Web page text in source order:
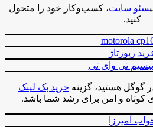
سئو سایت، کسب‌وکار خود را متحول
کنید.
motorola
رپورتاژ
تی وای تی
در گوگل هستید، گزینه خرید بک لینک
کوتاه و امن برای رشد شما باشد.
آمیرزا